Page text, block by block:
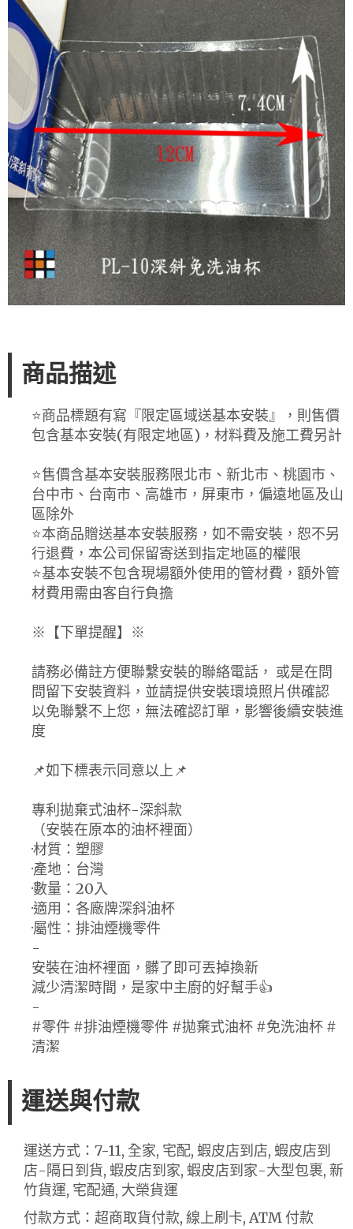
商品描述
⭐️商品標題有寫『限定區域送基本安裝』，則售價
包含基本安裝(有限定地區)，材料費及施工費另計
⭐️售價含基本安裝服務限北市、新北市、桃園市、
台中市、台南市、高雄市，屏東市，偏遠地區及山
區除外
⭐️本商品贈送基本安裝服務，如不需安裝，恕不另
行退費，本公司保留寄送到指定地區的權限
⭐️基本安裝不包含現場額外使用的管材費，額外管
材費用需由客自行負擔
※【下單提醒】※
請務必備註方便聯繫安裝的聯絡電話， 或是在問
問留下安裝資料，並請提供安裝環境照片供確認
以免聯繫不上您，無法確認訂單，影響後續安裝進
度
📌如下標表示同意以上📌
專利拋棄式油杯-深斜款
（安裝在原本的油杯裡面）
·材質：塑膠
·產地：台灣
·數量：20入
·適用：各廠牌深斜油杯
·屬性：排油煙機零件
-
安裝在油杯裡面，髒了即可丟掉換新
減少清潔時間，是家中主廚的好幫手👍
-
#零件 #排油煙機零件 #拋棄式油杯 #免洗油杯 #
清潔
運送與付款
運送方式：7-11, 全家, 宅配, 蝦皮店到店, 蝦皮店到
店-隔日到貨, 蝦皮店到家, 蝦皮店到家-大型包裹, 新
竹貨運, 宅配通, 大榮貨運
付款方式：超商取貨付款, 線上刷卡, ATM 付款